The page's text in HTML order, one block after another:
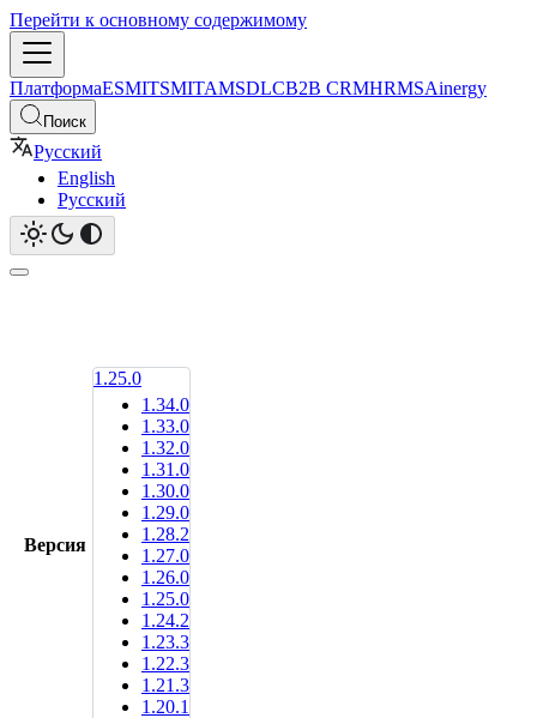
Перейти к основному содержимому
ПлатформаESMITSMITAMSDLCB2B CRMHRMSAinergy
Поиск
Русский
English
Русский
Версия
1.25.0
1.34.0
1.33.0
1.32.0
1.31.0
1.30.0
1.29.0
1.28.2
1.27.0
1.26.0
1.25.0
1.24.2
1.23.3
1.22.3
1.21.3
1.20.1